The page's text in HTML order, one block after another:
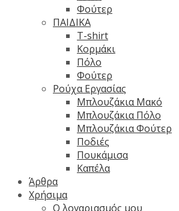
Φούτερ
ΠΑΙΔΙΚΑ
T-shirt
Κορμάκι
Πόλο
Φούτερ
Ρούχα Εργασίας
Μπλουζάκια Μακό
Μπλουζάκια Πόλο
Μπλουζάκια Φούτερ
Ποδιές
Πουκάμισα
Καπέλα
Άρθρα
Χρήσιμα
Ο λογαριασμός μου